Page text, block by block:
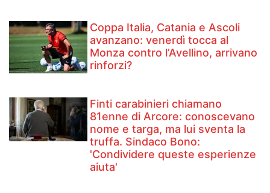
Coppa Italia, Catania e Ascoli
avanzano: venerdì tocca al
Monza contro l’Avellino, arrivano
rinforzi?
Finti carabinieri chiamano
81enne di Arcore: conoscevano
nome e targa, ma lui sventa la
truffa. Sindaco Bono:
'Condividere queste esperienze
aiuta'